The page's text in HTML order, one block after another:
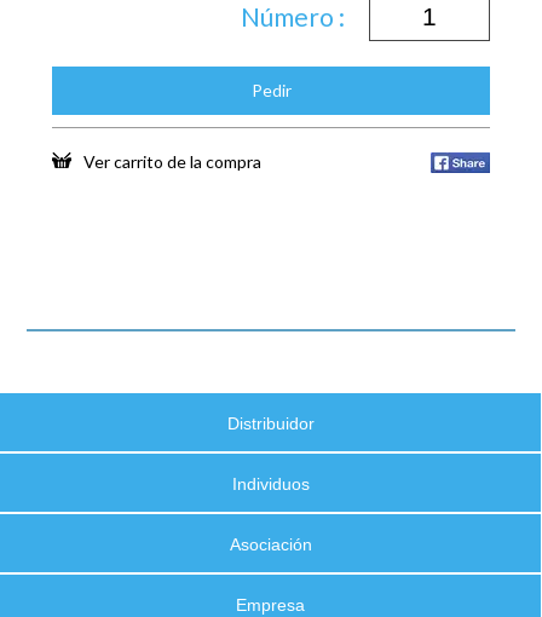
Número :
Pedir
Ver carrito de la compra
Distribuidor
Individuos
Asociación
Empresa